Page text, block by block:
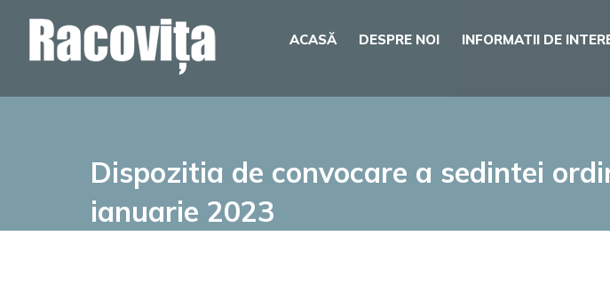
ACASĂ DESPRE NOI INFORMATII DE
Dispozitia de convocare a sedintei
ianuarie 2023